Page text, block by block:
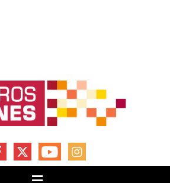
FACEBOOKYOUTUBEINSTAGRAM